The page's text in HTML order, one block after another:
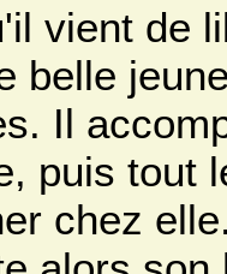
vient de
belle
Il
puis tout
chez